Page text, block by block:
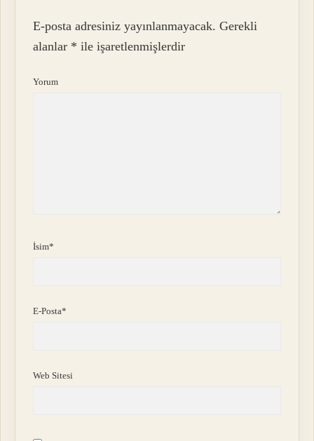
E-posta adresiniz yayınlanmayacak. Gerekli
alanlar * ile işaretlenmişlerdir
Yorum
İsim*
E-Posta*
Web Sitesi